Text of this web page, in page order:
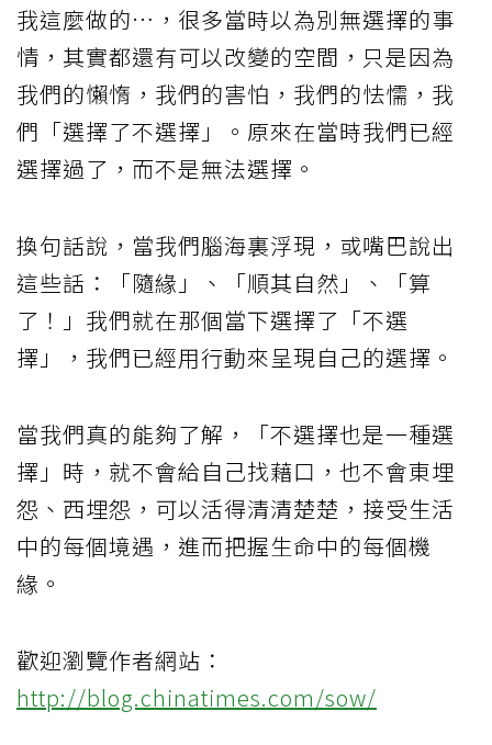
我這麼做的…，很多當時以為別無選擇的事
情，其實都還有可以改變的空間，只是因為
我們的懶惰，我們的害怕，我們的怯懦，我
們「選擇了不選擇」。原來在當時我們已經
選擇過了，而不是無法選擇。
換句話說，當我們腦海裏浮現，或嘴巴說出
這些話：「隨緣」、「順其自然」、「算
了！」我們就在那個當下選擇了「不選
擇」，我們已經用行動來呈現自己的選擇。
當我們真的能夠了解，「不選擇也是一種選
擇」時，就不會給自己找藉口，也不會東埋
怨、西埋怨，可以活得清清楚楚，接受生活
中的每個境遇，進而把握生命中的每個機
緣。
歡迎瀏覽作者網站：
http://blog.chinatimes.com/sow/